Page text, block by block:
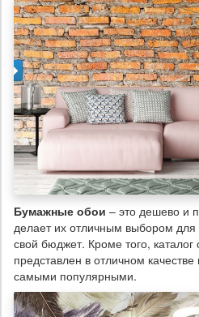
Бумажные обои – это дешево и
делает их отличным выбором для
свой бюджет. Кроме того,
представлен в отличном
самыми популярными.